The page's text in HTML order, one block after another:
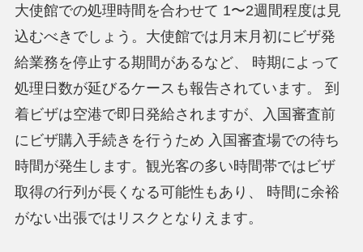
大使館での処理時間を合わせて 1〜2週間程度は見
込むべきでしょう。大使館では月末月初にビザ発
給業務を停止する期間があるなど、 時期によって
処理日数が延びるケースも報告されています。 到
着ビザは空港で即日発給されますが、入国審査前
にビザ購入手続きを行うため 入国審査場での待ち
時間が発生します。観光客の多い時間帯ではビザ
取得の行列が長くなる可能性もあり、 時間に余裕
がない出張ではリスクとなりえます。